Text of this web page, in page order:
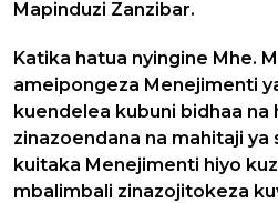
Mapinduzi Zanzibar.
Katika hatua nyingine Mhe.
ameipongeza Menejimenti
kuendelea kubuni bidhaa na
zinazoendana na mahitaji ya
kuitaka Menejimenti hiyo
mbalimbali zinazojitokeza